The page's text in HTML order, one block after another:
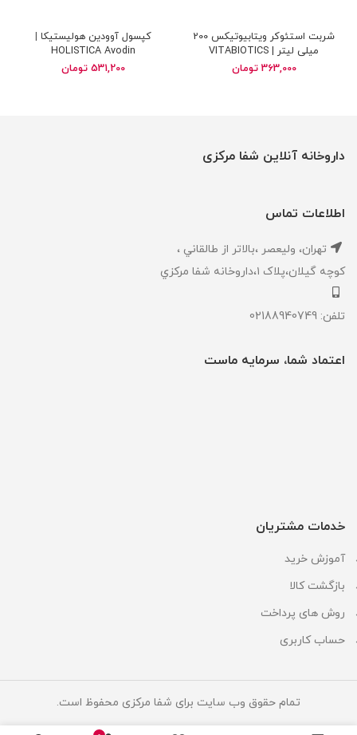
شربت استئوکر ویتابیوتیکس 200
میلی لیتر | VITABIOTICS
Osteocare 200 ml
363,000 تومان
کپسول آوودین هولیستیکا |
HOLISTICA Avodin
531,200 تومان
داروخانه آنلاین شفا مرکزی
اطلاعات تماس
تهران، ‎وليعصر ،بالاتر از طالقاني ،
كوچه گيلان،پلاک ۱،داروخانه شفا مركزي
تلفن: 02188940749
اعتماد شما، سرمایه ماست
خدمات مشتریان
آموزش خرید
بازگشت کالا
روش های پرداخت
حساب کاربری
تمام حقوق وب سایت برای شفا مرکزی محفوظ است.